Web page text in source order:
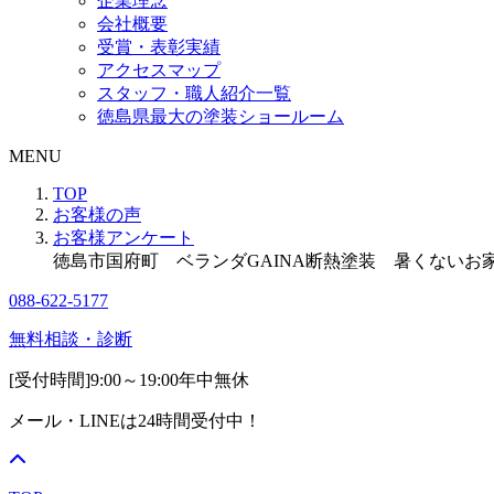
会社概要
受賞・表彰実績
アクセスマップ
スタッフ・職人紹介一覧
徳島県最大の塗装ショールーム
MENU
TOP
お客様の声
お客様アンケート
徳島市国府町 ベランダGAINA断熱塗装 暑くないお
088-622-5177
無料相談・診断
[受付時間]9:00～19:00年中無休
メール・LINEは24時間受付中！